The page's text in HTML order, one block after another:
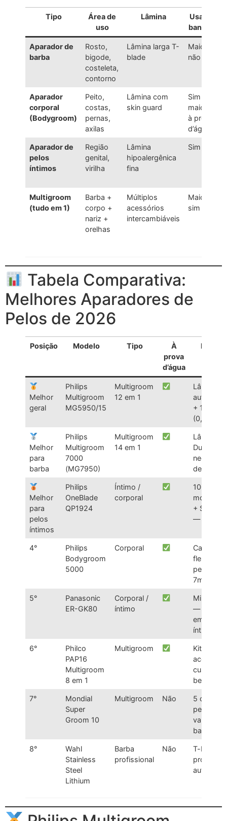
Tipo
Área de
uso
Lâmina
Usa no
banho?
Aparador de
barba
Rosto,
bigode,
costeleta,
contorno
Lâmina larga T-
blade
Maioria
não
Aparador
corporal
(Bodygroom)
Peito,
costas,
pernas,
axilas
Lâmina com
skin guard
Sim —
maioria
à prova
d’água
Aparador de
pelos
íntimos
Região
genital,
virilha
Lâmina
hipoalergênica
fina
Sim
Multigroom
(tudo em 1)
Barba +
corpo +
nariz +
orelhas
Múltiplos
acessórios
intercambiáveis
Maioria
sim
Tabela Comparativa:
Melhores Aparadores de
Pelos de 2026
Posição Modelo Tipo
À
prova
d’água
Melhor
geral
Philips
Multigroom
MG5950/15
Multigroom
12 em 1
Lâminas
+ 14
Melhor
para
barba
Philips
Multigroom
7000
(MG7950)
Multigroom
14 em 1
Lâminas
DualCut
de óleo
Melhor
para
pelos
íntimos
Philips
OneBlade
QP1924
Íntimo /
corporal
100
+
— não
4°
Philips
Bodygroom
5000
Corporal
Cabeça
flexível
pentes 2–
7mm
5°
Panasonic
ER-GK80
Corporal /
íntimo
Mini V-
— não
em
íntimas
6°
Philco
PAP16
Multigroom
8 em 1
Multigroom
Kit
custo-
benefício
7°
Mondial
Super
Groom 10
Multigroom Não
5
pentes
variados
barato
8°
Wahl
Stainless
Steel
Lithium
Barba
profissional
Não
T-blade